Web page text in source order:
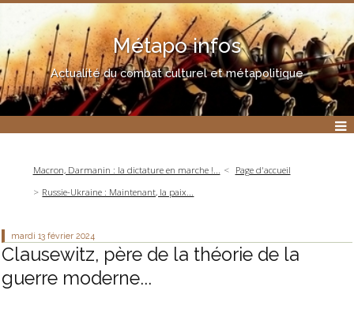
Métapo infos
Actualité du combat culturel et métapolitique
Macron, Darmanin : la dictature en marche !...
Page d'accueil
Russie-Ukraine : Maintenant, la paix...
mardi 13 février 2024
Clausewitz, père de la théorie de la
guerre moderne...